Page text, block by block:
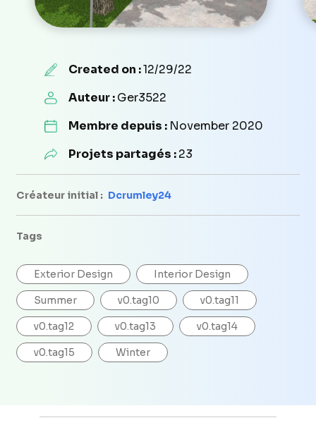
Created on :12/29/22
Auteur :Ger3522
Membre depuis : November 2020
Projets partagés :23
Créateur initial : Dcrumley24
Tags
Exterior Design Interior Design
Summer v0.tag10 v0.tag11
v0.tag12 v0.tag13 v0.tag14
v0.tag15 Winter